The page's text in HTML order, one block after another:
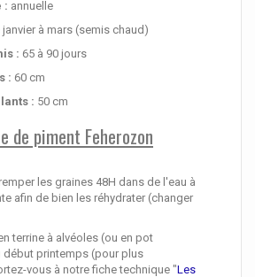
: annuelle
janvier à mars (semis chaud)
: 65 à 90 jours
: 60 cm
: 50 cm
de piment Feherozon
les graines 48H dans de l'eau à
afin de bien les réhydrater (changer
terrine à alvéoles (ou en pot
printemps (pour plus
vous à notre fiche technique "Les